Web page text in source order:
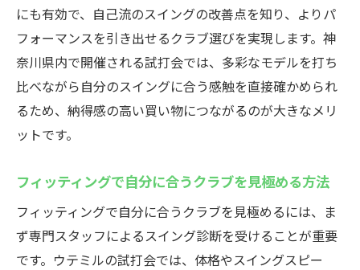
にも有効で、自己流のスイングの改善点を知り、よりパ
フォーマンスを引き出せるクラブ選びを実現します。神
奈川県内で開催される試打会では、多彩なモデルを打ち
比べながら自分のスイングに合う感触を直接確かめられ
るため、納得感の高い買い物につながるのが大きなメリ
ットです。
フィッティングで自分に合うクラブを見極める方法
フィッティングで自分に合うクラブを見極めるには、ま
ず専門スタッフによるスイング診断を受けることが重要
です。ウテミルの試打会では、体格やスイングスピー